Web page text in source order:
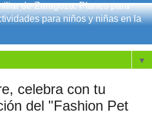
de Zaragoza. Planes para
para niños y niñas en la
▼
celebra con tu
del "Fashion Pet